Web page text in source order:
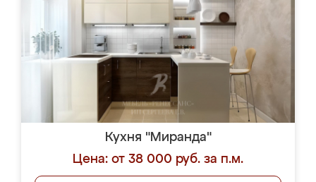
Кухня "Миранда"
Цена: от 38 000 руб. за п.м.